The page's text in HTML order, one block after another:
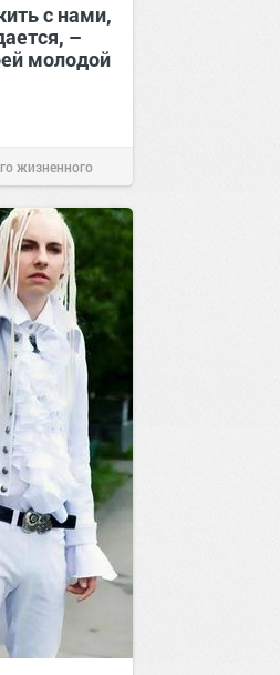
с нами,
–
молодой
жизненного